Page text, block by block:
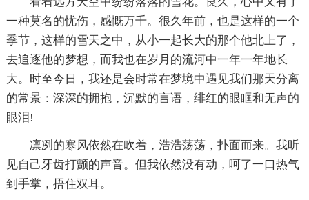
一种莫名的忧伤，感慨万千。很久年前，也是这样的一个
季节，这样的雪天之中，从小一起长大的那个他北上了，
去追逐他的梦想，而我也在岁月的流河中一年一年地长
大。时至今日，我还是会时常在梦境中遇见我们那天分离
的常景：深深的拥抱，沉默的言语，绯红的眼眶和无声的
眼泪!
凛冽的寒风依然在吹着，浩浩荡荡，扑面而来。我听
见自己牙齿打颤的声音。但我依然没有动，呵了一口热气
到手掌，捂住双耳。